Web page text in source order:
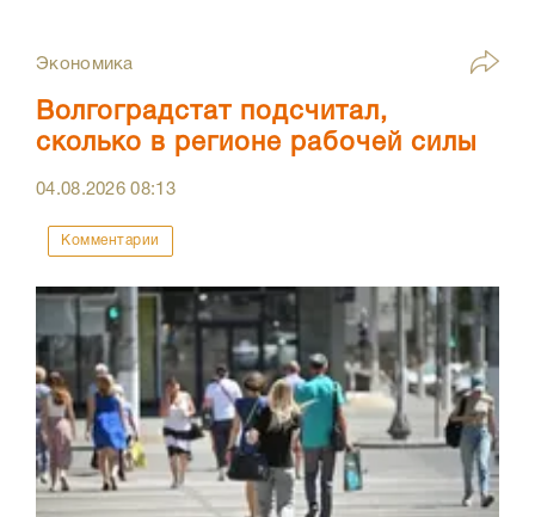
Экономика
Волгоградстат подсчитал,
сколько в регионе рабочей силы
04.08.202608:13
Комментарии